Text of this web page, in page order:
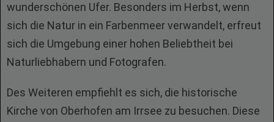
wunderschönen Ufer. Besonders im Herbst, wenn
sich die Natur in ein Farbenmeer verwandelt, erfreut
sich die Umgebung einer hohen Beliebtheit bei
Naturliebhabern und Fotografen.
Des Weiteren empfiehlt es sich, die historische
Kirche von Oberhofen am Irrsee zu besuchen. Diese